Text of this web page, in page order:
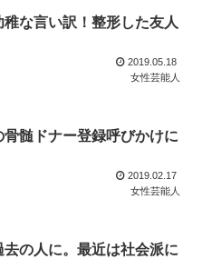
な言い訳！整形した友人
2019.05.18
女性芸能人
髄ドナー登録呼びかけに
2019.02.17
女性芸能人
の人に。最近は社会派に